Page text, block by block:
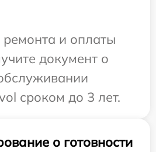
и оплаты
документ о
сроком до 3 лет.
о готовности